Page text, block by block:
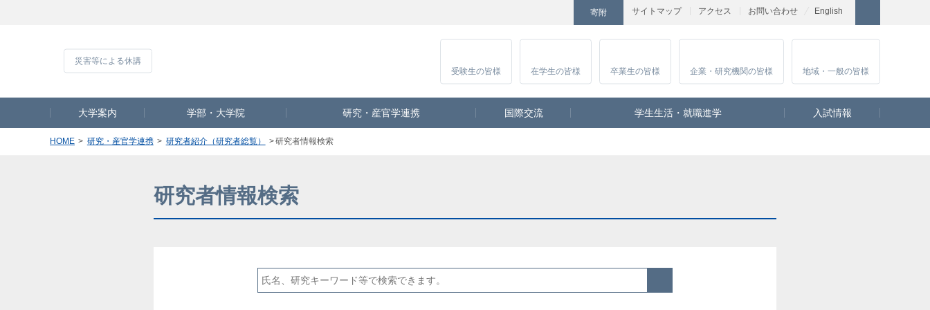
サイトマップ アクセス お問い合わせ
寄附 English
Instagram
受験生の皆様 在学生の皆様 卒業生の皆様 企業・研究機関の皆様 地域・一般の皆様
大学案内 学部・大学院 研究・産官学連携 国際交流 学生生活・就職進学 入試情報
HOME 研究・産官学連携 研究者紹介（研究者総覧） 研究者情報検索
研究者情報検索